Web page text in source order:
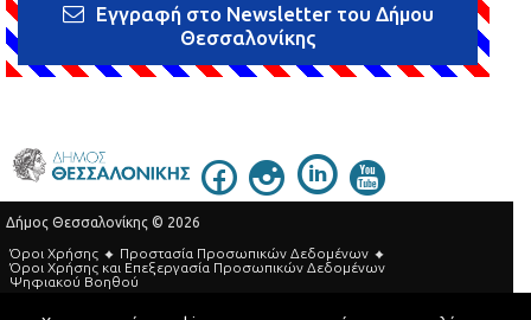
Εγγραφή στο Newsletter του Δήμου
Θεσσαλονίκης
Δήμος Θεσσαλονίκης © 2026
Όροι Χρήσης
Προστασία Προσωπικών Δεδομένων
Όροι Xρήσης και Eπεξεργασία Προσωπικών Δεδομένων
Ψηφιακού Βοηθού
Τηλεφωνικός Κατάλογος